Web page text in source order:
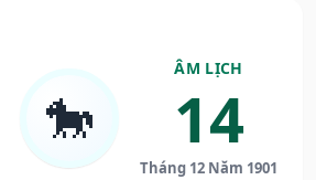
🐎
ÂM LỊCH
14
Tháng 12 Năm 1901